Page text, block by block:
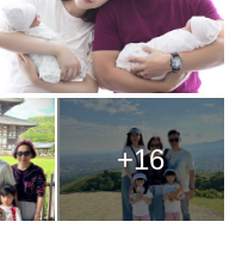
+16